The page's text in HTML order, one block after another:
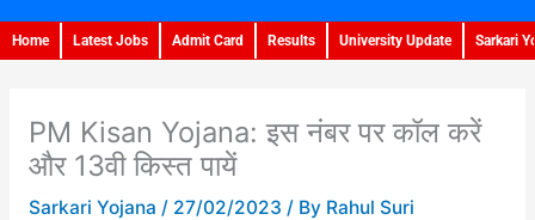
Home Latest Jobs Admit Card Results University Update Sarkari
PM Kisan Yojana: इस नंबर पर कॉल करें
और 13वी किस्त पायें
Sarkari Yojana / 27/02/2023 / By Rahul Suri